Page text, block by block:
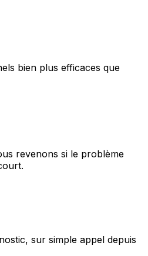
bien plus efficaces que
revenons si le problème
sur simple appel depuis